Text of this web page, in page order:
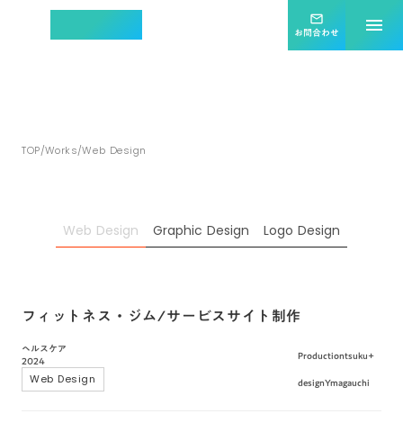
集客効果を最大化する mail_outline
お問合わせ menu
TOP/Works/Web Design
Web Design Graphic Design Logo Design
フィットネス・ジム/サービスサイト制作
ヘルスケア
2024
Web Design
Productiontsuku+
designYmagauchi